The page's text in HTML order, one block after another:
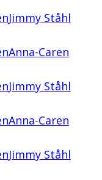
Jimmy Ståhl
Anna-Caren
Jimmy Ståhl
Anna-Caren
Jimmy Ståhl